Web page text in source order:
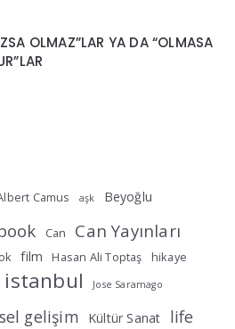
OLMAZ”LAR YA DA “OLMASA
Camus aşk Beyoğlu
Can Can Yayınları
film Hasan Ali Toptaş hikaye
istanbul Jose Saramago
gelişim Kültür Sanat life